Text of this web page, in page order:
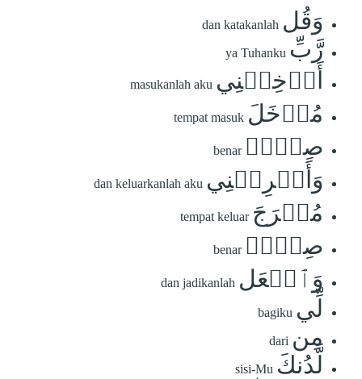
وَقُل dan katakanlah
رَّبِّ ya Tuhanku
أَدۡخِلۡنِي masukanlah aku
مُدۡخَلَ tempat masuk
صِدۡقٖ benar
وَأَخۡرِجۡنِي dan keluarkanlah aku
مُخۡرَجَ tempat keluar
صِدۡقٖ benar
وَٱجۡعَل dan jadikanlah
لِّي bagiku
مِن dari
لَّدُنكَ sisi-Mu